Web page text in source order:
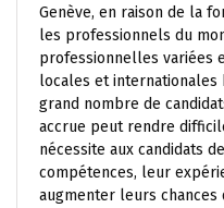
Genève, en raison de la
les professionnels du
professionnelles variées
locales et internationales
grand nombre de
accrue peut rendre
nécessite aux candidats
compétences, leur
augmenter leurs chances